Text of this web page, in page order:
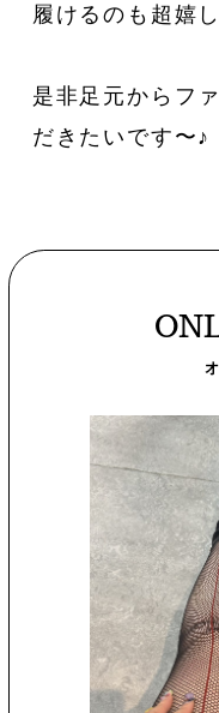
履けるのも超嬉
是非足元からフ
だきたいです〜♪